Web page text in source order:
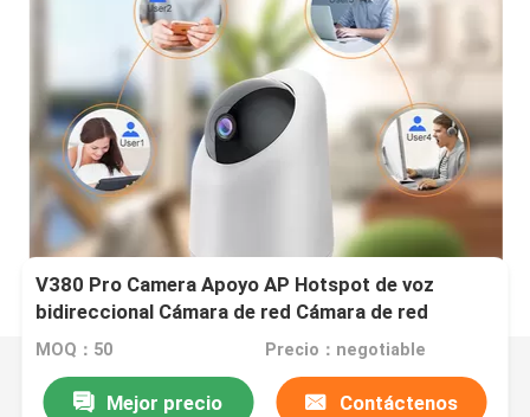
V380 Pro Camera Apoyo AP Hotspot de voz
bidireccional Cámara de red Cámara de red
MOQ：50 Precio：negotiable
Mejor precio Contáctenos